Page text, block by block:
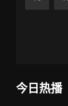
今日热播